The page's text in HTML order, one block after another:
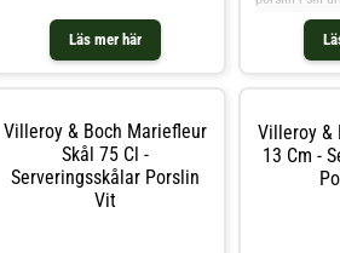
Läs mer här
utseende perfekt både till vardags
och finare tillfällen. Variationer i
utseendet kan förekomma. Om
glasering.- Skålen kommer i 2 olika
färger.- Är fin tillsammans med
andra produkter från samma
kollektion. Skötselråd för skålen -
Tål diskmaskin.- Denna produkt tål
en vacker,
dukade
sticker ut ur
perfekt till
Villeroy & Boch Mariefleur
Skål 75 Cl -
Serveringsskålar Porslin
Vit
Villeroy &
13 Cm -